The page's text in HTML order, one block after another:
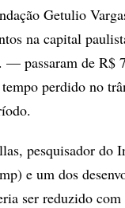
Getulio
na capital
passaram de R$
perdido no
pesquisador do
e um dos
ser reduzido